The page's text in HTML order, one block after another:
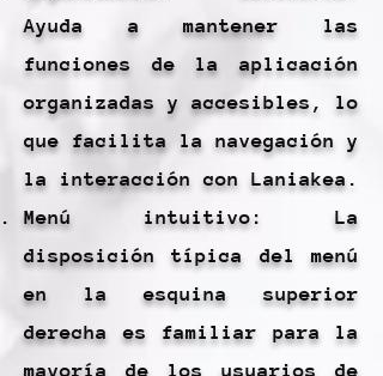
Ayuda a mantener las
funciones de la aplicación
organizadas y accesibles, lo
que facilita la navegación y
la interacción con Laniakea.
Menú intuitivo: La
disposición típica del menú
en la esquina superior
derecha es familiar para la
mayoría de los usuarios de